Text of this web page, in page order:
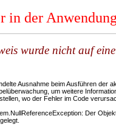
in der
wurde nicht auf
Ausnahme beim Ausführen der
um weitere
wo der Fehler im Code
Der